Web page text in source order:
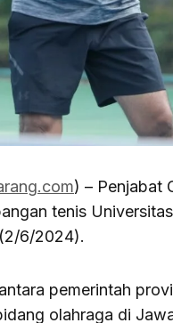
) – Penjabat
tenis
6/2024).
pemerintah
olahraga di